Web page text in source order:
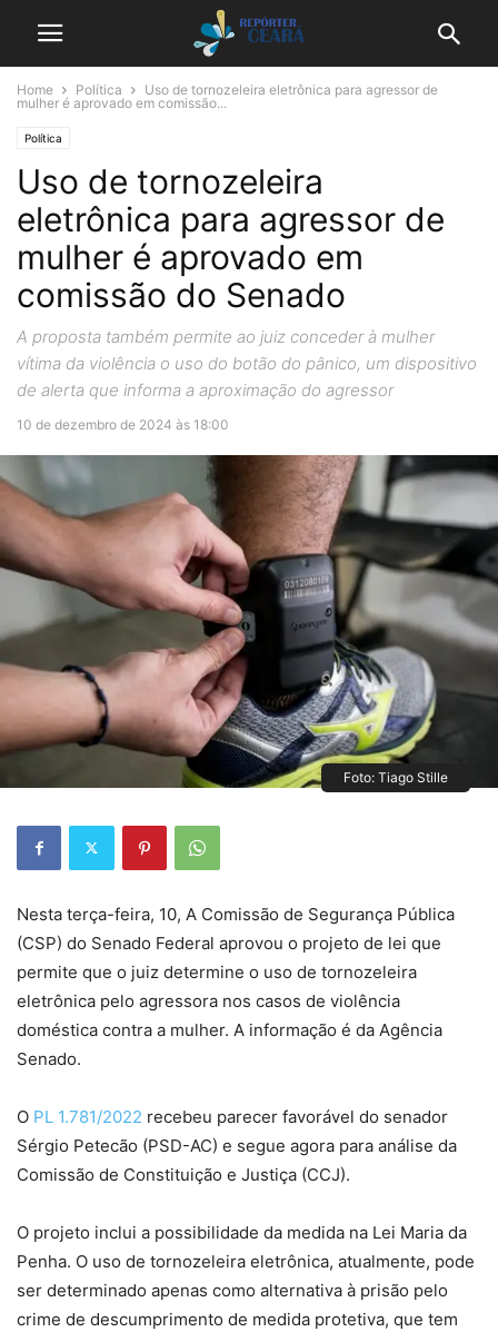
Home Política
Uso de tornozeleira eletrônica para agressor de
mulher é aprovado em comissão...
Política
Uso de tornozeleira
eletrônica para agressor de
mulher é aprovado em
comissão do Senado
A proposta também permite ao juiz conceder à mulher
vítima da violência o uso do botão do pânico, um dispositivo
de alerta que informa a aproximação do agressor
10 de dezembro de 2024 às 18:00
Foto: Tiago Stille
Nesta terça-feira, 10, A Comissão de Segurança Pública
(CSP) do Senado Federal aprovou o projeto de lei que
permite que o juiz determine o uso de tornozeleira
eletrônica pelo agressora nos casos de violência
doméstica contra a mulher. A informação é da Agência
Senado.
O PL 1.781/2022 recebeu parecer favorável do senador
Sérgio Petecão (PSD-AC) e segue agora para análise da
Comissão de Constituição e Justiça (CCJ).
O projeto inclui a possibilidade da medida na Lei Maria da
Penha. O uso de tornozeleira eletrônica, atualmente, pode
ser determinado apenas como alternativa à prisão pelo
crime de descumprimento de medida protetiva, que tem